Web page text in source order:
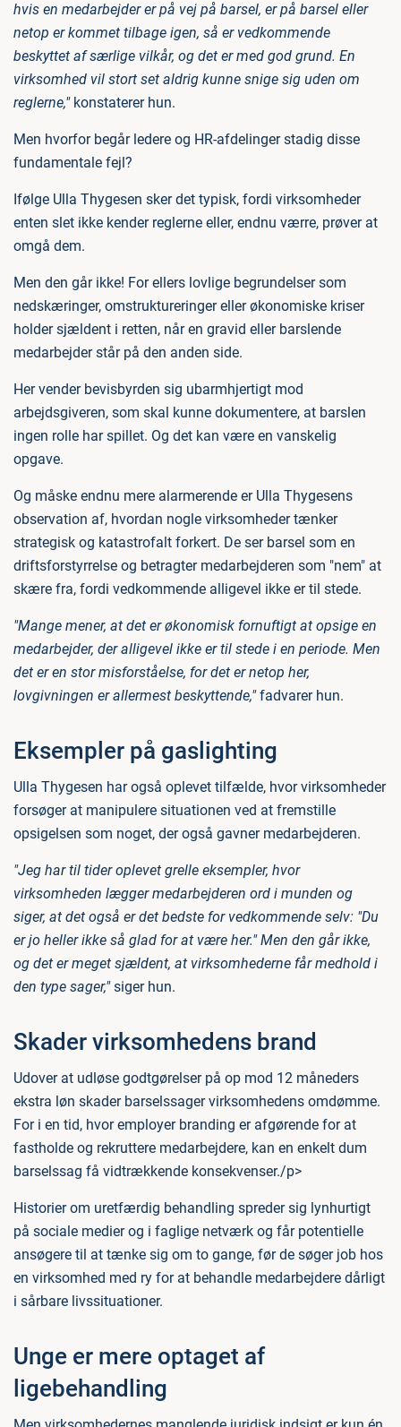
hvis en medarbejder er på vej på barsel, er på barsel eller
netop er kommet tilbage igen, så er vedkommende
beskyttet af særlige vilkår, og det er med god grund. En
virksomhed vil stort set aldrig kunne snige sig uden om
reglerne,"konstaterer hun.
Men hvorfor begår ledere og HR-afdelinger stadig disse
fundamentale fejl?
Ifølge Ulla Thygesen sker det typisk, fordi virksomheder
enten slet ikke kender reglerne eller, endnu værre, prøver at
omgå dem.
Men den går ikke! For ellers lovlige begrundelser som
nedskæringer, omstruktureringer eller økonomiske kriser
holder sjældent i retten, når en gravid eller barslende
medarbejder står på den anden side.
Her vender bevisbyrden sig ubarmhjertigt mod
arbejdsgiveren, som skal kunne dokumentere, at barslen
ingen rolle har spillet. Og det kan være en vanskelig
opgave.
Og måske endnu mere alarmerende er Ulla Thygesens
observation af, hvordan nogle virksomheder tænker
strategisk og katastrofalt forkert. De ser barsel som en
driftsforstyrrelse og betragter medarbejderen som "nem" at
skære fra, fordi vedkommende alligevel ikke er til stede.
"Mange mener, at det er økonomisk fornuftigt at opsige en
medarbejder, der alligevel ikke er til stede i en periode. Men
det er en stor misforståelse, for det er netop her,
lovgivningen er allermest beskyttende,"fadvarer hun.
Eksempler på gaslighting
Ulla Thygesen har også oplevet tilfælde, hvor virksomheder
forsøger at manipulere situationen ved at fremstille
opsigelsen som noget, der også gavner medarbejderen.
"Jeg har til tider oplevet grelle eksempler, hvor
virksomheden lægger medarbejderen ord i munden og
siger, at det også er det bedste for vedkommende selv: "Du
er jo heller ikke så glad for at være her." Men den går ikke,
og det er meget sjældent, at virksomhederne får medhold i
den type sager,"siger hun.
Skader virksomhedens brand
Udover at udløse godtgørelser på op mod 12 måneders
ekstra løn skader barselssager virksomhedens omdømme.
For i en tid, hvor employer branding er afgørende for at
fastholde og rekruttere medarbejdere, kan en enkelt dum
barselssag få vidtrækkende konsekvenser./p>
Historier om uretfærdig behandling spreder sig lynhurtigt
på sociale medier og i faglige netværk og får potentielle
ansøgere til at tænke sig om to gange, før de søger job hos
en virksomhed med ry for at behandle medarbejdere dårligt
i sårbare livssituationer.
Unge er mere optaget af
ligebehandling